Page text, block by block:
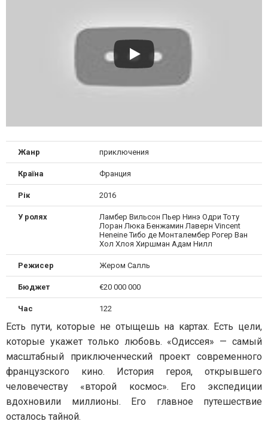
Жанр приключения
Країна Франция
Рік 2016
У ролях
Ламбер Вильсон Пьер Нинэ Одри Тоту
Лоран Люка Бенжамин Лаверн Vincent
Heneine Тибо де Монталембер Рогер Ван
Хол Хлоя Хиршман Адам Нилл
Режисер Жером Салль
Бюджет €20 000 000
Час 122
Есть пути, которые не отыщешь на картах. Есть цели,
которые укажет только любовь. «Одиссея» — самый
масштабный приключенческий проект современного
французского кино. История героя, открывшего
человечеству «второй космос». Его экспедиции
вдохновили миллионы. Его главное путешествие
осталось тайной.